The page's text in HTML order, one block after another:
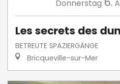
Donnerstag
Les secrets des
BETREUTE SPAZIERGÄNGE
Bricqueville-sur-Mer